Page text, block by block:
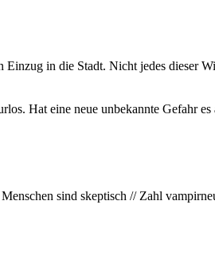
in die Stadt. Nicht jedes dieser
Hat eine neue unbekannte Gefahr es
sind skeptisch // Zahl